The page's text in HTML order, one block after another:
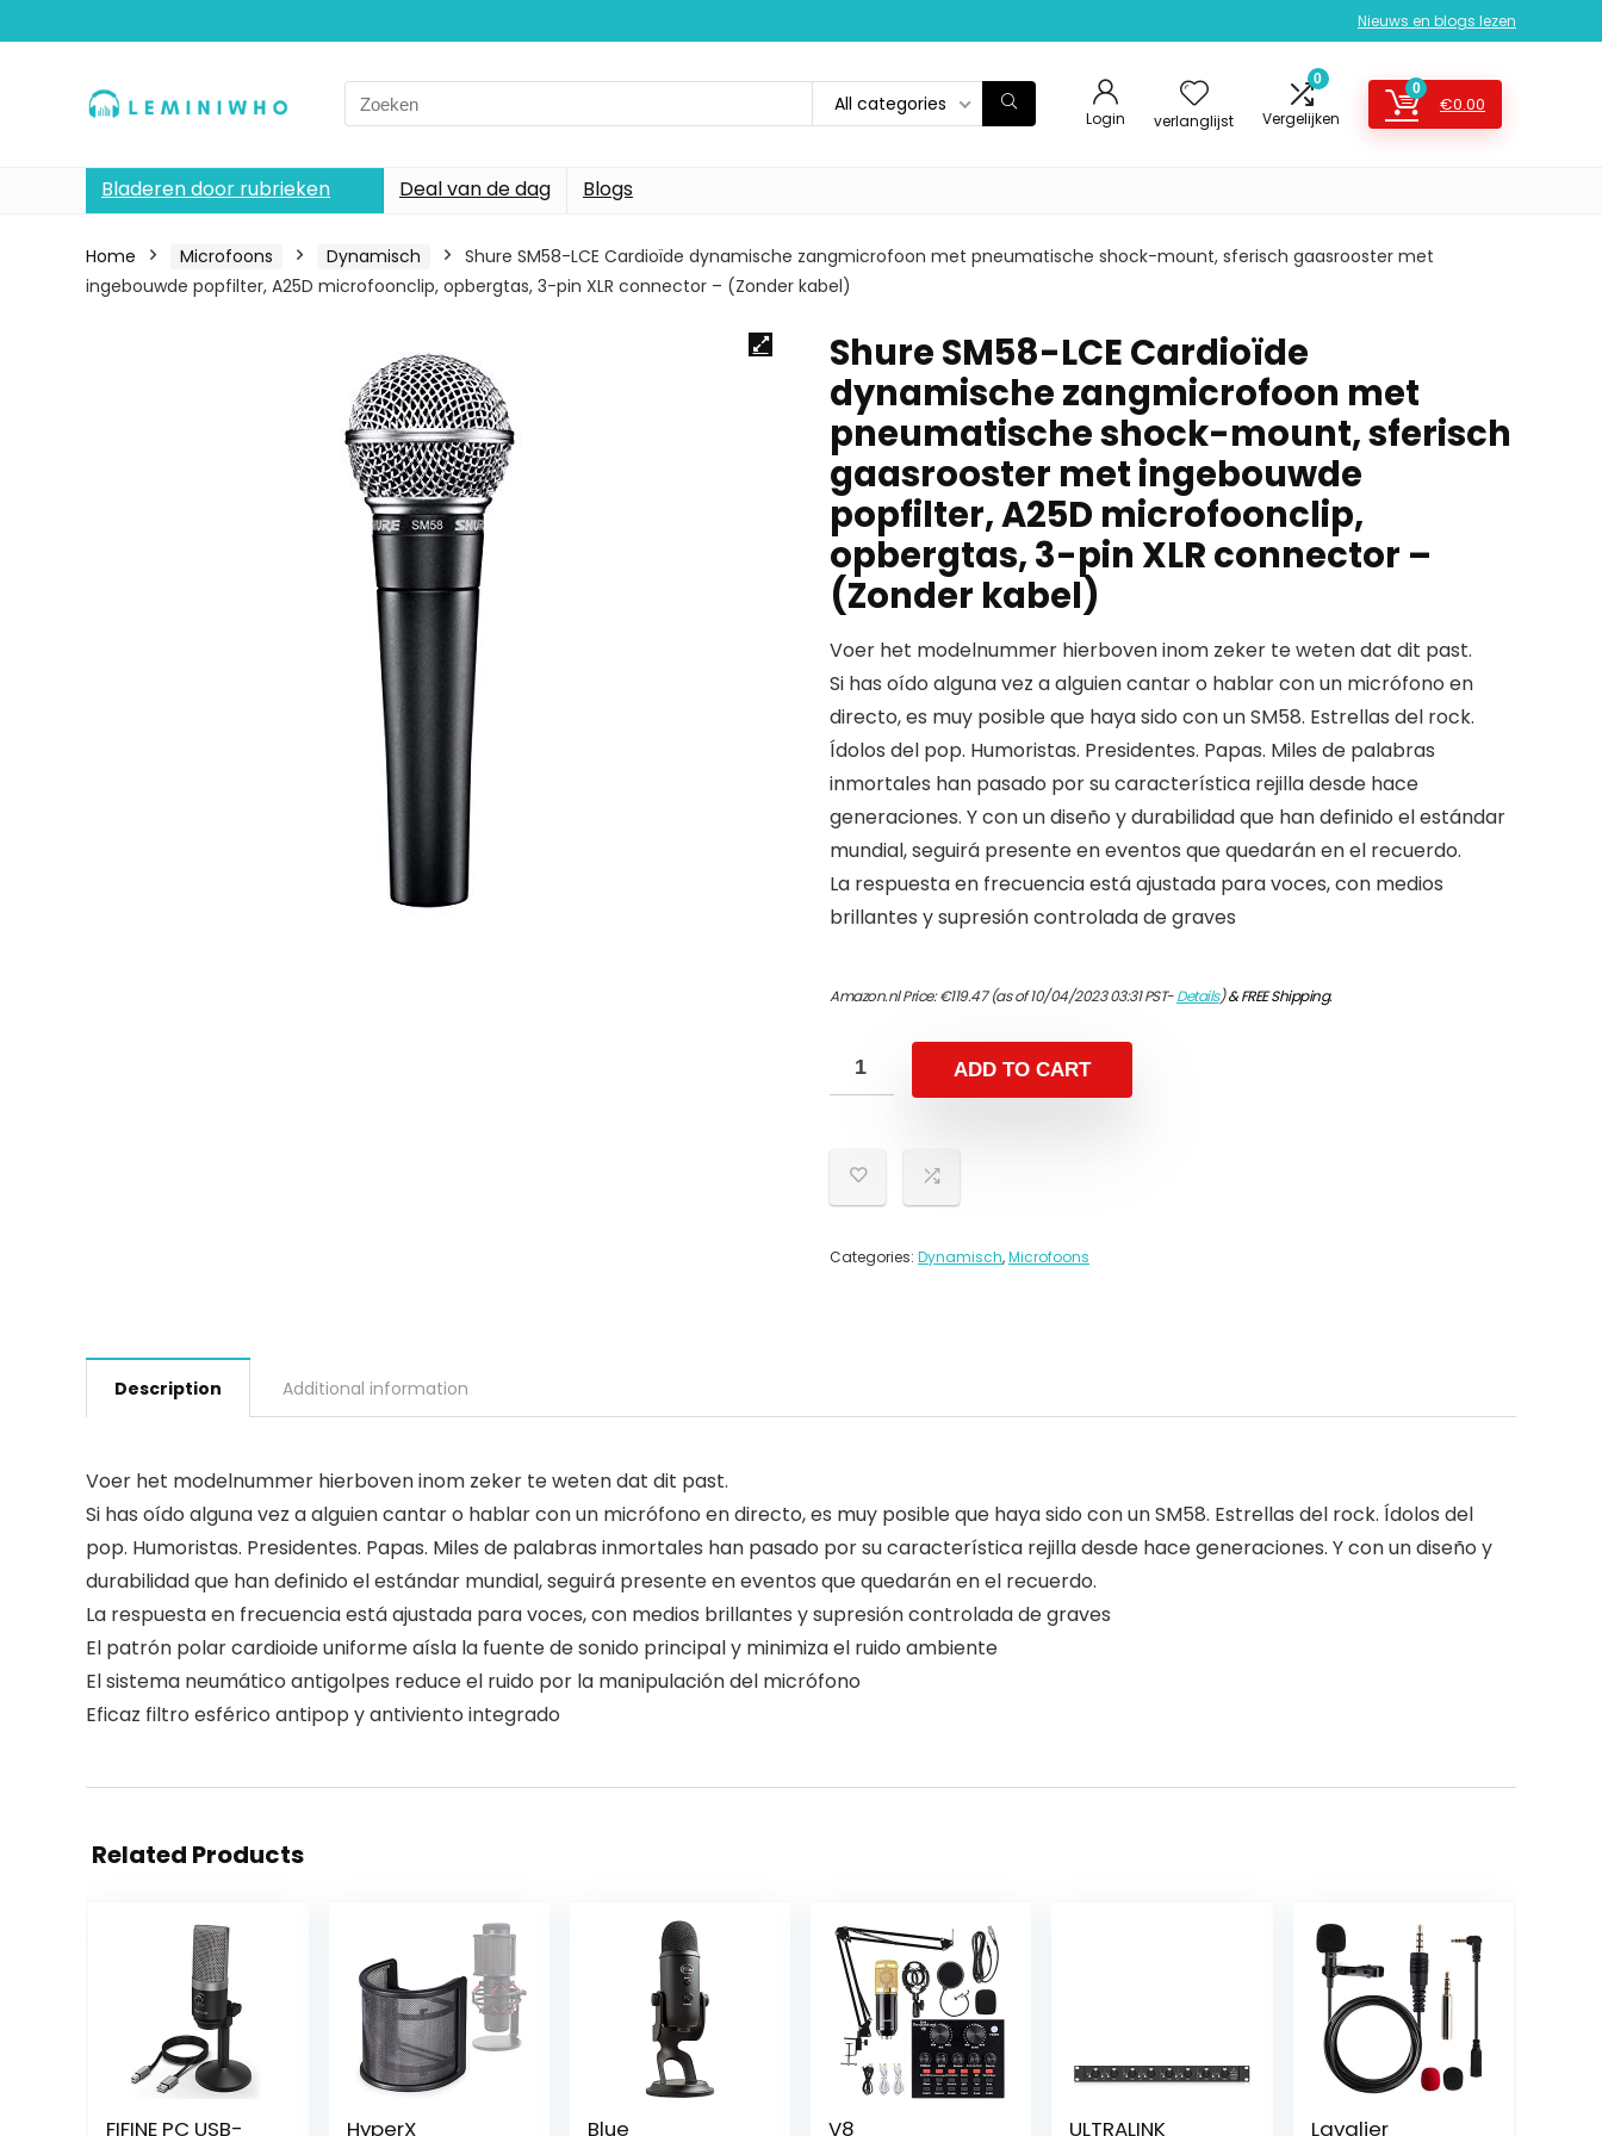
Nieuws en blogs lezen
Search
for:
All categories
Login verlanglijst
0
Vergelijken
0
€0.00
Bladeren door rubrieken Deal van de dag Blogs
Home Microfoons Dynamisch
Shure SM58-LCE Cardioïde dynamische zangmicrofoon met pneumatische shock-mount, sferisch gaasrooster met
ingebouwde popfilter, A25D microfoonclip, opbergtas, 3-pin XLR connector – (Zonder kabel)
Shure SM58-LCE Cardioïde
dynamische zangmicrofoon met
pneumatische shock-mount, sferisch
gaasrooster met ingebouwde
popfilter, A25D microfoonclip,
opbergtas, 3-pin XLR connector –
(Zonder kabel)
Voer het modelnummer hierboven inom zeker te weten dat dit past.
Si has oído alguna vez a alguien cantar o hablar con un micrófono en
directo, es muy posible que haya sido con un SM58. Estrellas del rock.
Ídolos del pop. Humoristas. Presidentes. Papas. Miles de palabras
inmortales han pasado por su característica rejilla desde hace
generaciones. Y con un diseño y durabilidad que han definido el estándar
mundial, seguirá presente en eventos que quedarán en el recuerdo.
La respuesta en frecuencia está ajustada para voces, con medios
brillantes y supresión controlada de graves
Amazon.nl Price:€119.47(as of 10/04/2023 03:31 PST-Details)&FREE Shipping.
ADD TO CART
Categories: Dynamisch,Microfoons
Description Additional information
Voer het modelnummer hierboven inom zeker te weten dat dit past.
Si has oído alguna vez a alguien cantar o hablar con un micrófono en directo, es muy posible que haya sido con un SM58. Estrellas del rock. Ídolos del
pop. Humoristas. Presidentes. Papas. Miles de palabras inmortales han pasado por su característica rejilla desde hace generaciones. Y con un diseño y
durabilidad que han definido el estándar mundial, seguirá presente en eventos que quedarán en el recuerdo.
La respuesta en frecuencia está ajustada para voces, con medios brillantes y supresión controlada de graves
El patrón polar cardioide uniforme aísla la fuente de sonido principal y minimiza el ruido ambiente
El sistema neumático antigolpes reduce el ruido por la manipulación del micrófono
Eficaz filtro esférico antipop y antiviento integrado
Related Products
FIFINE PC USB-
HyperX
Blue
V8
ULTRALINK
Lavalier